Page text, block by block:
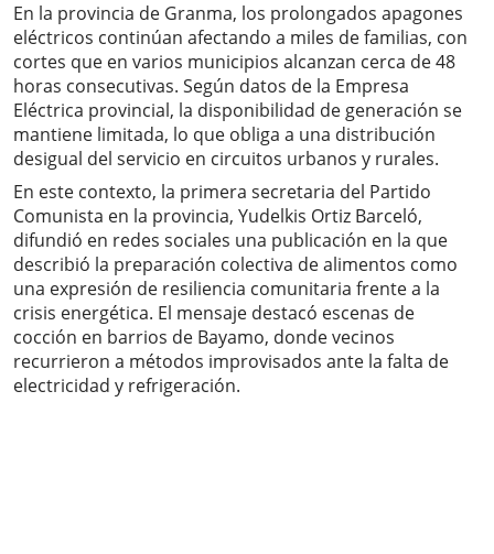
En la provincia de Granma, los prolongados apagones
eléctricos continúan afectando a miles de familias, con
cortes que en varios municipios alcanzan cerca de 48
horas consecutivas. Según datos de la Empresa
Eléctrica provincial, la disponibilidad de generación se
mantiene limitada, lo que obliga a una distribución
desigual del servicio en circuitos urbanos y rurales.
En este contexto, la primera secretaria del Partido
Comunista en la provincia, Yudelkis Ortiz Barceló,
difundió en redes sociales una publicación en la que
describió la preparación colectiva de alimentos como
una expresión de resiliencia comunitaria frente a la
crisis energética. El mensaje destacó escenas de
cocción en barrios de Bayamo, donde vecinos
recurrieron a métodos improvisados ante la falta de
electricidad y refrigeración.